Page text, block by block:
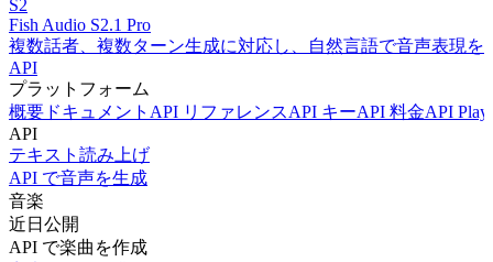
S2
Fish Audio S2.1 Pro
複数話者、複数ターン生成に対応し、自然言語で音声表現を
API
プラットフォーム
概要 ドキュメント API リファレンスAPI キーAPI 料金API
API
テキスト読み上げ
API で音声を生成
音楽
近日公開
API で楽曲を作成